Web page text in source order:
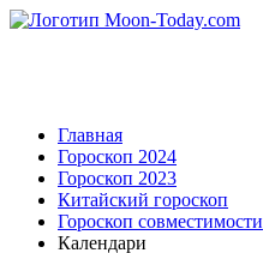
Главная
Гороскоп 2024
Гороскоп 2023
Китайский гороскоп
Гороскоп совместимости
Календари